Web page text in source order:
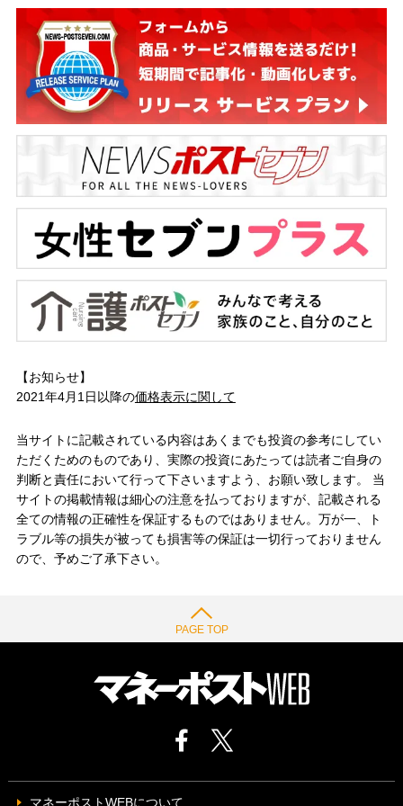
【お知らせ】
2021年4月1日以降の価格表示に関して
当サイトに記載されている内容はあくまでも投資の参考にしてい
ただくためのものであり、実際の投資にあたっては読者ご自身の
判断と責任において行って下さいますよう、お願い致します。 当
サイトの掲載情報は細心の注意を払っておりますが、記載される
全ての情報の正確性を保証するものではありません。万が一、ト
ラブル等の損失が被っても損害等の保証は一切行っておりません
ので、予めご了承下さい。
PAGE TOP
マネーポストWEBについて